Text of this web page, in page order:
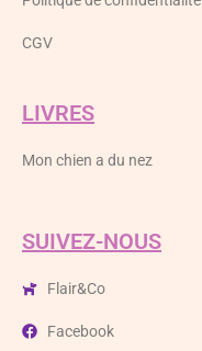
CGV
LIVRES
Mon chien a du nez
SUIVEZ-NOUS
Flair&Co
Facebook